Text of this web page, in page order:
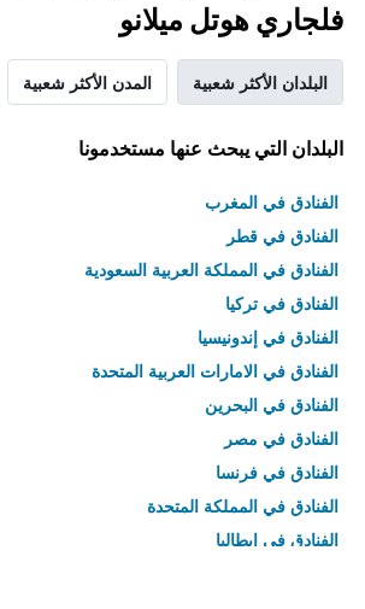
فلجاري هوتل ميلانو
البلدان الأكثر شعبية المدن الأكثر شعبية
البلدان التي يبحث عنها مستخدمونا
الفنادق في المغرب
الفنادق في قطر
الفنادق في المملكة العربية السعودية
الفنادق في تركيا
الفنادق في إندونيسيا
الفنادق في الامارات العربية المتحدة
الفنادق في البحرين
الفنادق في مصر
الفنادق في فرنسا
الفنادق في المملكة المتحدة
الفنادق في إيطاليا